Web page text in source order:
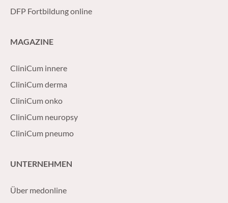
DFP Fortbildung online
MAGAZINE
CliniCum innere
CliniCum derma
CliniCum onko
CliniCum neuropsy
CliniCum pneumo
UNTERNEHMEN
Über medonline